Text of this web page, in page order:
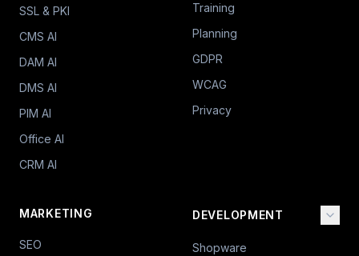
SSL & PKI
CMS AI
DAM AI
DMS AI
PIM AI
Office AI
CRM AI
Training
Planning
GDPR
WCAG
Privacy
MARKETING
SEO
DEVELOPMENT
Shopware